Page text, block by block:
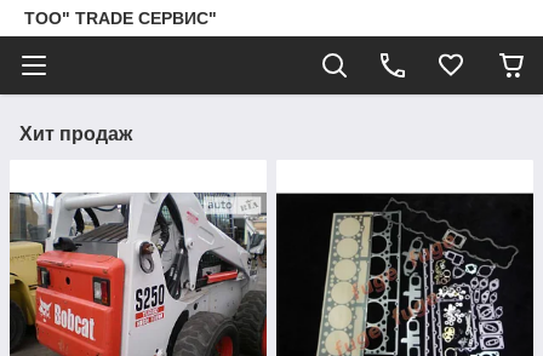
ТОО" TRADE СЕРВИС"
Хит продаж